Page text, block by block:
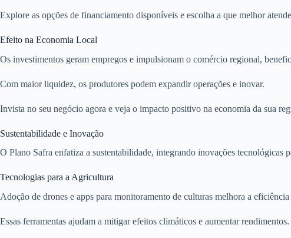
Explore as opções de financiamento disponíveis e escolha a que melhor
Efeito na Economia Local
Os investimentos geram empregos e impulsionam o comércio regional,
Com maior liquidez, os produtores podem expandir operações e inovar.
Invista no seu negócio agora e veja o impacto positivo na economia da sua
Sustentabilidade e Inovação
O Plano Safra enfatiza a sustentabilidade, integrando inovações tecnológicas
Tecnologias para a Agricultura
Adoção de drones e apps para monitoramento de culturas melhora a
Essas ferramentas ajudam a mitigar efeitos climáticos e aumentar rendimentos.